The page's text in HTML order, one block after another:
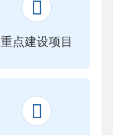

重点建设项目
